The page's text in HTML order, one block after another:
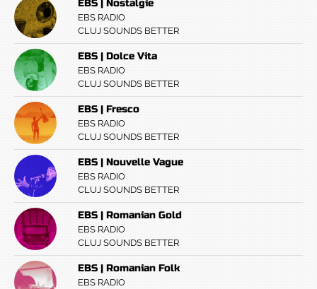
EBS | Nostalgie
EBS RADIO
CLUJ SOUNDS BETTER
EBS | Dolce Vita
EBS RADIO
CLUJ SOUNDS BETTER
EBS | Fresco
EBS RADIO
CLUJ SOUNDS BETTER
EBS | Nouvelle Vague
EBS RADIO
CLUJ SOUNDS BETTER
EBS | Romanian Gold
EBS RADIO
CLUJ SOUNDS BETTER
EBS | Romanian Folk
EBS RADIO